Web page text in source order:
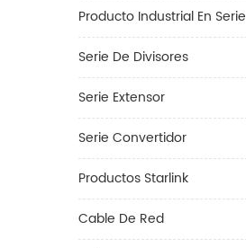
Producto Industrial En Serie
Serie De Divisores
Serie Extensor
Serie Convertidor
Productos Starlink
Cable De Red